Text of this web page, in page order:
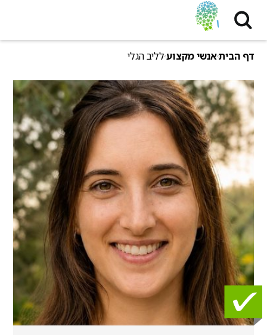
דף הביתאנשי מקצועלליב הגלי